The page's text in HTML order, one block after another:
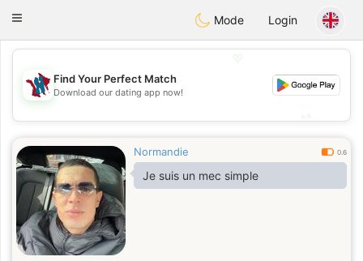
Taimerais
Toggle
Mode Login
💕
Find Your Perfect Match
Download our dating app now!
Normandie 0.6
Je suis un mec simple